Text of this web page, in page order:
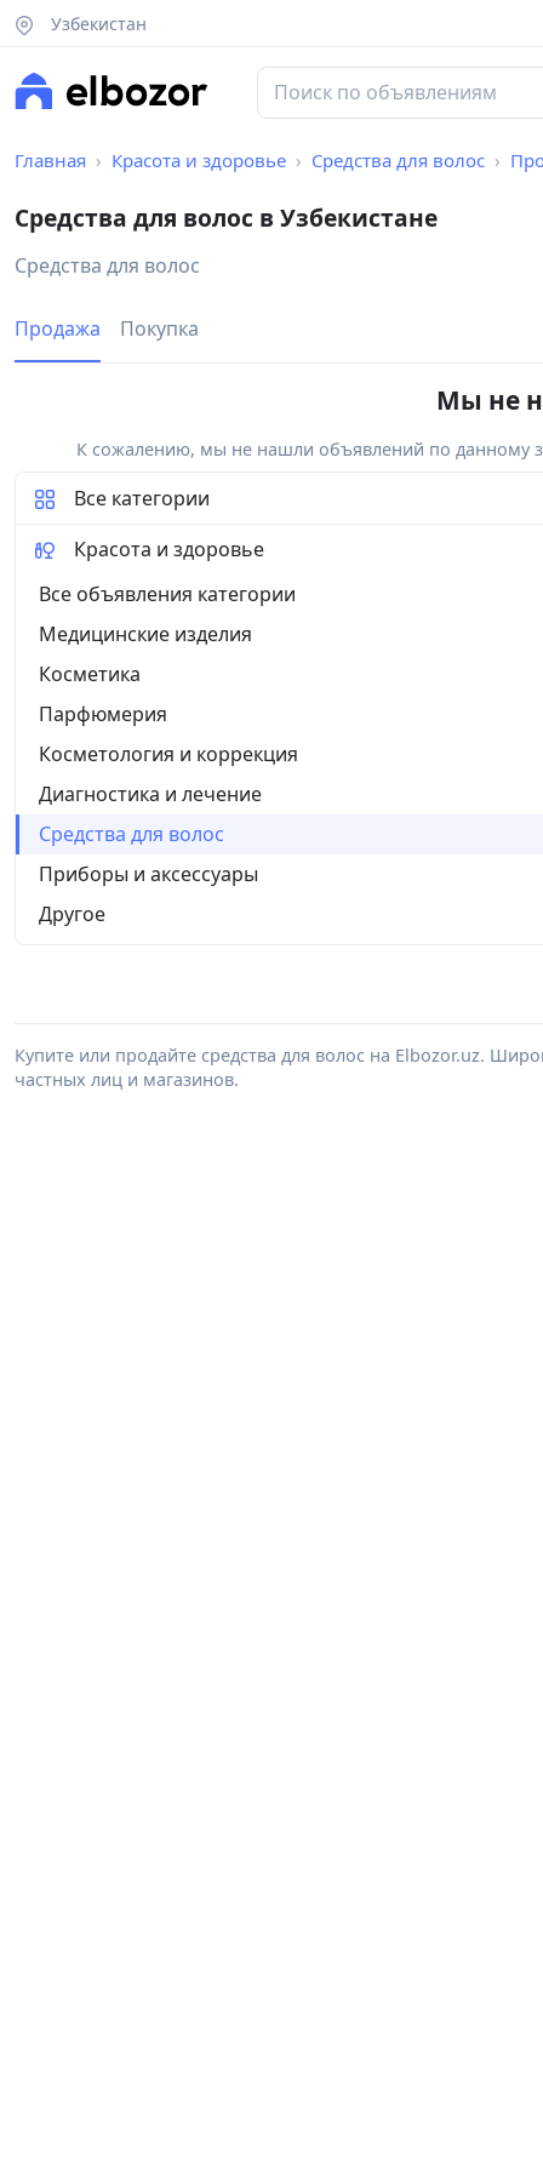
Узбекистан
Главная Красота и здоровье Средства для волос
Средства для волос в Узбекистане
Средства для волос
Продажа Покупка
Мы не
К сожалению, мы не нашли объявлений по данному
Все категории
Красота и здоровье
Все объявления категории
Медицинские изделия
Косметика
Парфюмерия
Косметология и коррекция
Диагностика и лечение
Средства для волос
Приборы и аксессуары
Другое
Купите или продайте средства для волос на Elbozor.uz.
частных лиц и магазинов.